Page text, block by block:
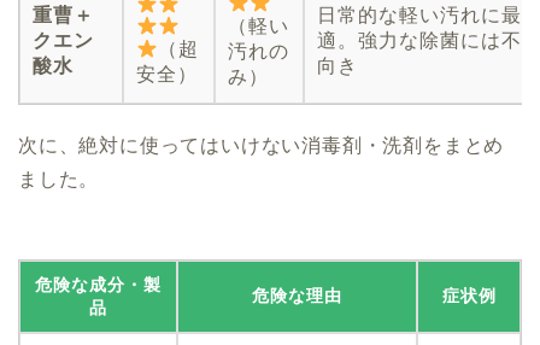
重曹＋
クエン
酸水
（超
安全）
（軽い
汚れの
み）
日常的な軽い汚れに最
適。強力な除菌には不
向き
次に、絶対に使ってはいけない消毒剤・洗剤をまとめ
ました。
危険な成分・製
品
危険な理由 症状例